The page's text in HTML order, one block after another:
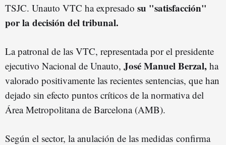
TSJC. Unauto VTC ha expresado su "satisfacción"
por la decisión del tribunal.
La patronal de las VTC, representada por el presidente
ejecutivo Nacional de Unauto, José Manuel Berzal, ha
valorado positivamente las recientes sentencias, que han
dejado sin efecto puntos críticos de la normativa del
Área Metropolitana de Barcelona (AMB).
Según el sector, la anulación de las medidas confirma